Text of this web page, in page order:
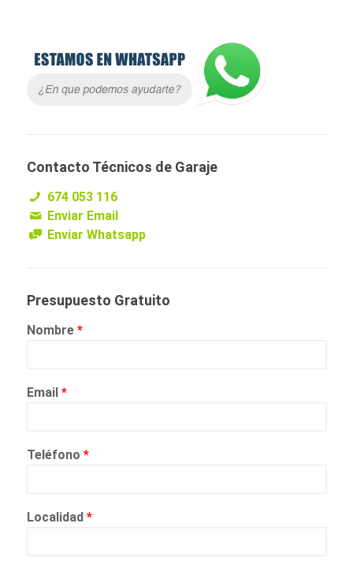
Contacto Técnicos de Garaje
674 053 116
Enviar Email
Enviar Whatsapp
Presupuesto Gratuito
Nombre *
Email *
Teléfono *
Localidad *